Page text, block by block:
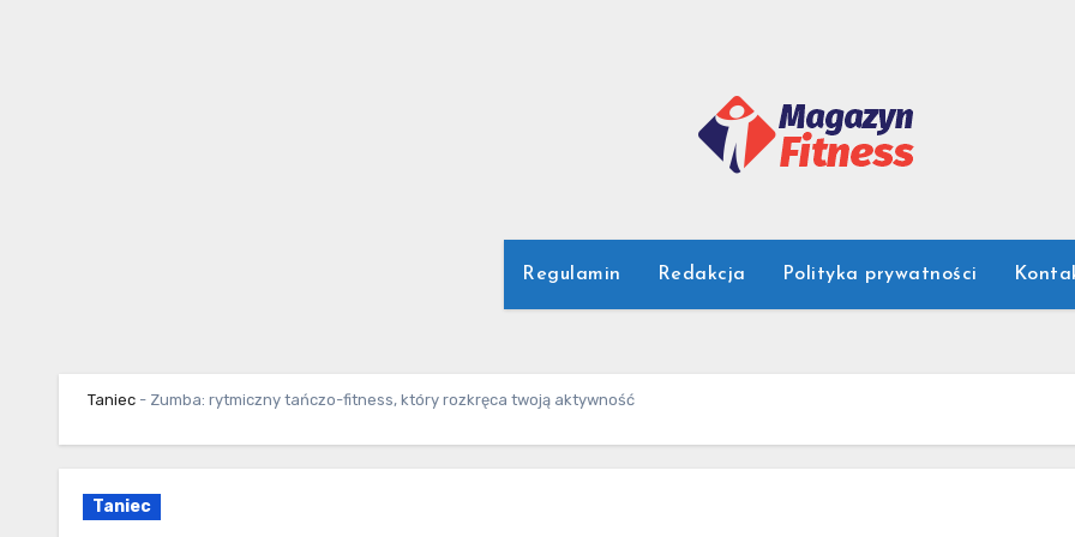
Regulamin Redakcja Polityka prywatności
Taniec - Zumba: rytmiczny tańczo-fitness, który rozkręca twoją aktywność
Taniec